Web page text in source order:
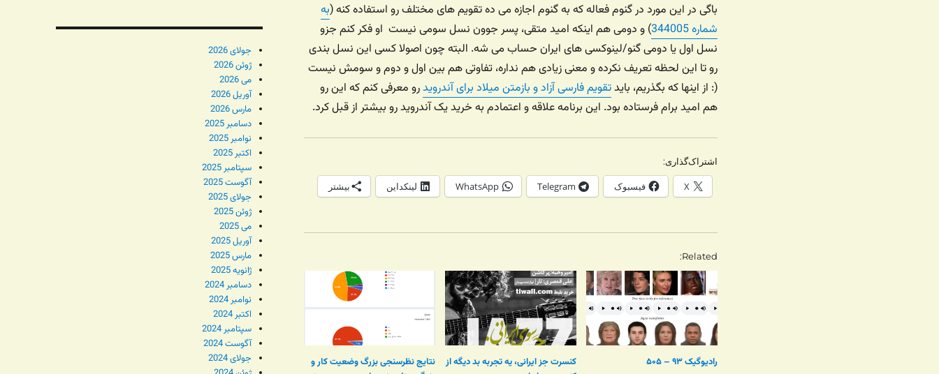
باگی در این مورد در گنوم فعاله که به گنوم اجازه می ده تقویم های مختلف رو استفاده کنه (به
شماره 344005
) و دومی هم اینکه امید متقی، پسر جوون نسل سومی نیست او فکر کنم جزو
نسل اول یا دومی گنو/لینوکسی های ایران حساب می شه. البته چون اصولا کسی این نسل بندی
رو تا این لحظه تعریف نکرده و معنی زیادی هم نداره، تفاوتی هم بین اول و دوم و سومش نیست
(: از اینها که بگذریم، بایدتقویم فارسی آزاد و بازمتن میلاد برای آندرویدرو معرفی کنم که این رو
هم امید برام فرستاده بود. این برنامه علاقه و اعتمادم به خرید یک آندروید رو بیشتر از قبل کرد.
اشتراک‌گذاری:
X فیسبوک Telegram
WhatsApp لینکداین بیشتر
Related
رادیوگیک ۹۳ – ۵۰۵
کنسرت جز ایرانی، یه تجربه بد دیگه از
نتایج نظرسنجی بزرگ وضعیت کار و
جولای 2026
ژوئن 2026
می 2026
آوریل 2026
مارس 2026
دسامبر 2025
نوامبر 2025
اکتبر 2025
سپتامبر 2025
آگوست 2025
جولای 2025
ژوئن 2025
می 2025
آوریل 2025
مارس 2025
ژانویه 2025
دسامبر 2024
نوامبر 2024
اکتبر 2024
سپتامبر 2024
آگوست 2024
جولای 2024